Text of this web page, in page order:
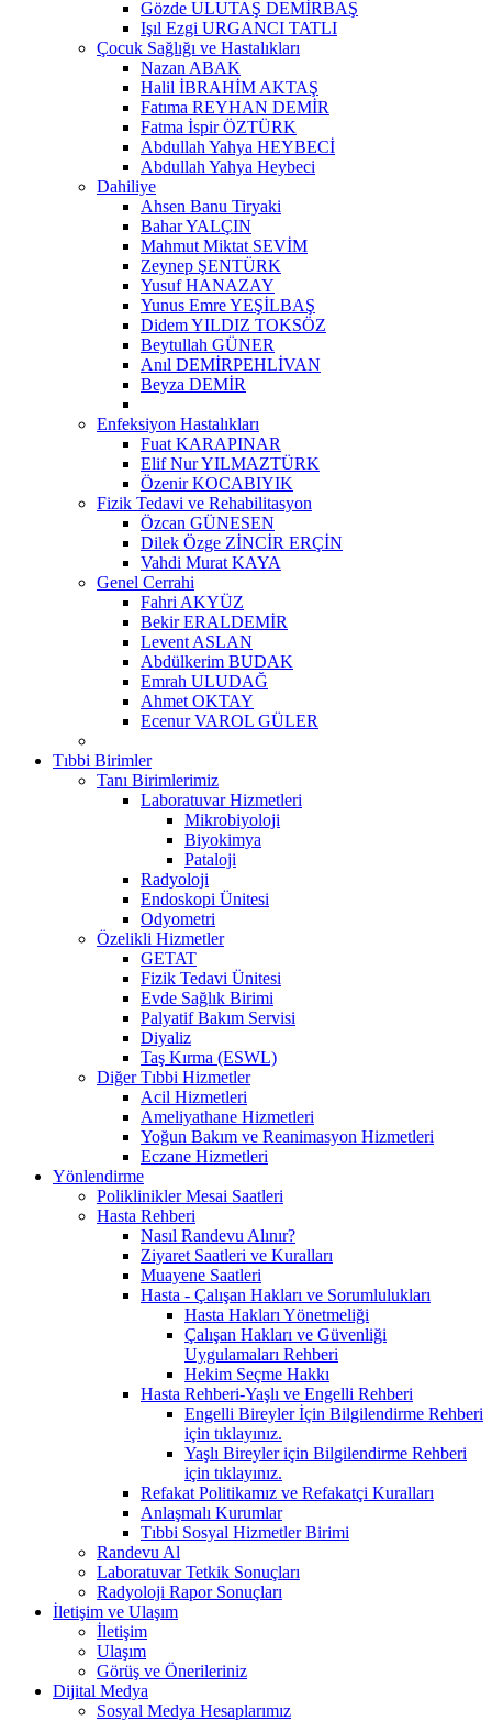
Gözde ULUTAŞ DEMİRBAŞ
Işıl Ezgi URGANCI TATLI
Çocuk Sağlığı ve Hastalıkları
Nazan ABAK
Halil İBRAHİM AKTAŞ
Fatıma REYHAN DEMİR
Fatma İspir ÖZTÜRK
Abdullah Yahya HEYBECİ
Abdullah Yahya Heybeci
Dahiliye
Ahsen Banu Tiryaki
Bahar YALÇIN
Mahmut Miktat SEVİM
Zeynep ŞENTÜRK
Yusuf HANAZAY
Yunus Emre YEŞİLBAŞ
Didem YILDIZ TOKSÖZ
Beytullah GÜNER
Anıl DEMİRPEHLİVAN
Beyza DEMİR
Enfeksiyon Hastalıkları
Fuat KARAPINAR
Elif Nur YILMAZTÜRK
Özenir KOCABIYIK
Fizik Tedavi ve Rehabilitasyon
Özcan GÜNESEN
Dilek Özge ZİNCİR ERÇİN
Vahdi Murat KAYA
Genel Cerrahi
Fahri AKYÜZ
Bekir ERALDEMİR
Levent ASLAN
Abdülkerim BUDAK
Emrah ULUDAĞ
Ahmet OKTAY
Ecenur VAROL GÜLER
Tıbbi Birimler
Tanı Birimlerimiz
Laboratuvar Hizmetleri
Mikrobiyoloji
Biyokimya
Pataloji
Radyoloji
Endoskopi Ünitesi
Odyometri
Özelikli Hizmetler
GETAT
Fizik Tedavi Ünitesi
Evde Sağlık Birimi
Palyatif Bakım Servisi
Diyaliz
Taş Kırma (ESWL)
Diğer Tıbbi Hizmetler
Acil Hizmetleri
Ameliyathane Hizmetleri
Yoğun Bakım ve Reanimasyon Hizmetleri
Eczane Hizmetleri
Yönlendirme
Poliklinikler Mesai Saatleri
Hasta Rehberi
Nasıl Randevu Alınır?
Ziyaret Saatleri ve Kuralları
Muayene Saatleri
Hasta - Çalışan Hakları ve Sorumlulukları
Hasta Hakları Yönetmeliği
Çalışan Hakları ve Güvenliği
Uygulamaları Rehberi
Hekim Seçme Hakkı
Hasta Rehberi-Yaşlı ve Engelli Rehberi
Engelli Bireyler İçin Bilgilendirme Rehberi
için tıklayınız.
Yaşlı Bireyler için Bilgilendirme Rehberi
için tıklayınız.
Refakat Politikamız ve Refakatçi Kuralları
Anlaşmalı Kurumlar
Tıbbi Sosyal Hizmetler Birimi
Randevu Al
Laboratuvar Tetkik Sonuçları
Radyoloji Rapor Sonuçları
İletişim ve Ulaşım
İletişim
Ulaşım
Görüş ve Önerileriniz
Dijital Medya
Sosyal Medya Hesaplarımız